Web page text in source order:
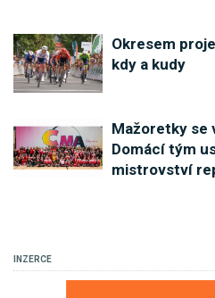
Okresem
kdy a kudy
Mažoretky se
Domácí tým
mistrovství
INZERCE